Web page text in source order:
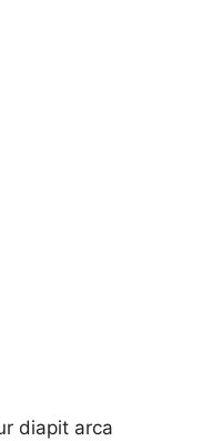
diapit arca